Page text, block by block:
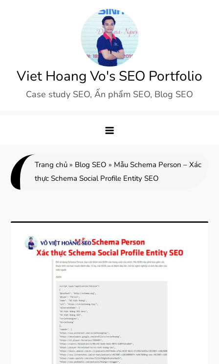
Viet Hoang Vo's SEO Portfolio
Case study SEO, Ấn phẩm SEO, Blog SEO
Trang chủ » Blog SEO » Mẫu Schema Person – Xác
thực Schema Social Profile Entity SEO